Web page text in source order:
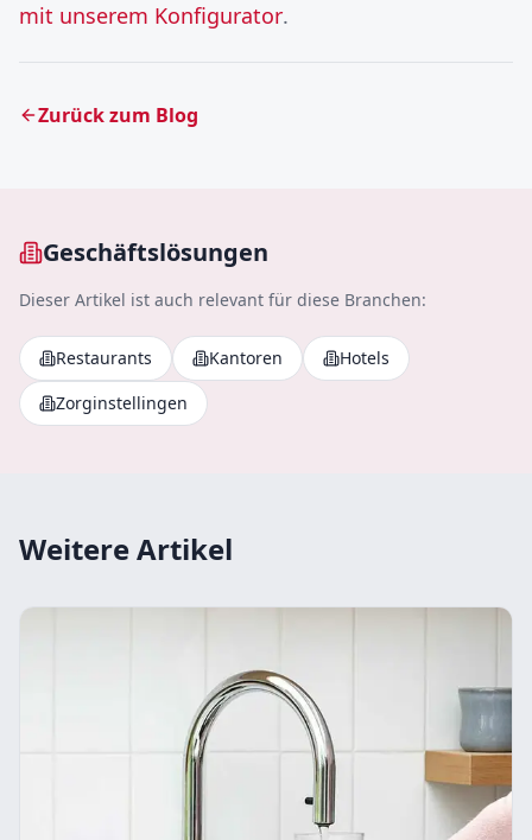
mit unserem Konfigurator.
Zurück zum Blog
Geschäftslösungen
Dieser Artikel ist auch relevant für diese Branchen:
Restaurants Kantoren
Hotels
Zorginstellingen
Weitere Artikel